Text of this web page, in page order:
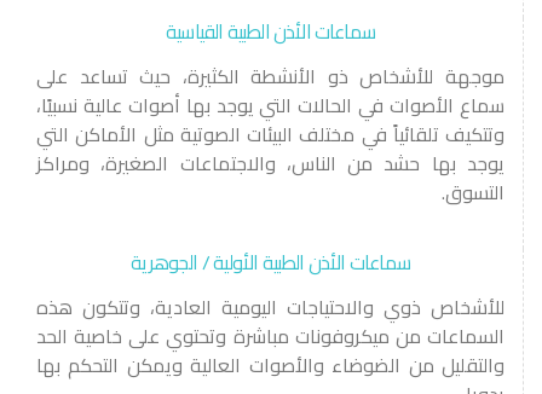
سماعات الأذن الطبية القياسية
موجهة للأشخاص ذو الأنشطة الكثيرة، حيث تساعد على
سماع الأصوات في الحالات التي يوجد بها أصوات عالية نسبيًا،
وتتكيف تلقائياً في مختلف البيئات الصوتية مثل الأماكن التي
يوجد بها حشد من الناس، والاجتماعات الصغيرة، ومراكز
التسوق.
سماعات الأذن الطبية الأولية / الجوهرية
للأشخاص ذوي والاحتياجات اليومية العادية، وتتكون هذه
السماعات من ميكروفونات مباشرة وتحتوي على خاصية الحد
والتقليل من الضوضاء والأصوات العالية ويمكن التحكم بها